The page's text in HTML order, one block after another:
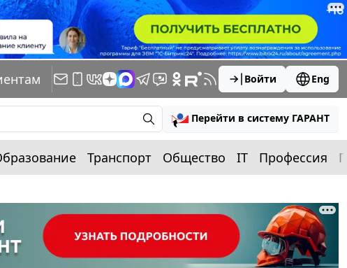
Войти Eng
Перейти в систему ГАРАНТ
Транспорт Общество IT Профессия